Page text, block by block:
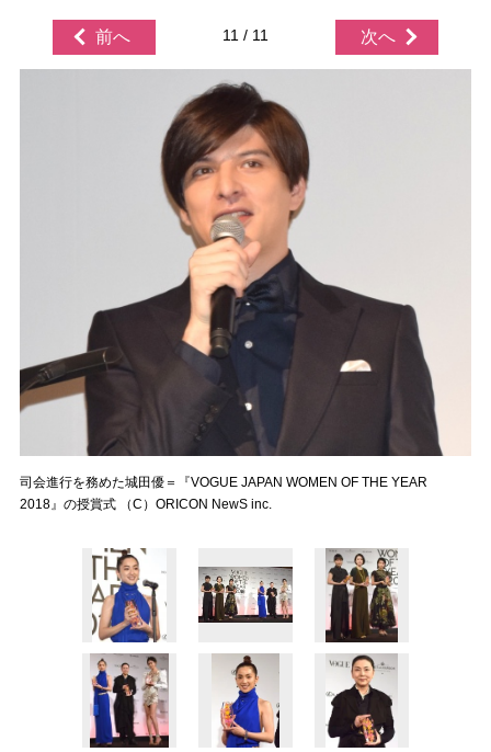
前へ 11 / 11 次へ
司会進行を務めた城田優＝『VOGUE JAPAN WOMEN OF THE YEAR
2018』の授賞式 （C）ORICON NewS inc.